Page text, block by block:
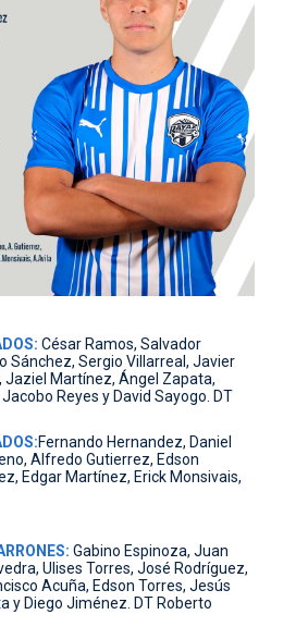
César Ramos, Salvador
Sánchez, Sergio Villarreal, Javier
Jaziel Martínez, Ángel Zapata,
Reyes y David Sayogo. DT
Fernando Hernandez, Daniel
Alfredo Gutierrez, Edson
Edgar Martínez, Erick Monsivais,
Gabino Espinoza, Juan
Ulises Torres, José Rodríguez,
Acuña, Edson Torres, Jesús
y Diego Jiménez. DT Roberto